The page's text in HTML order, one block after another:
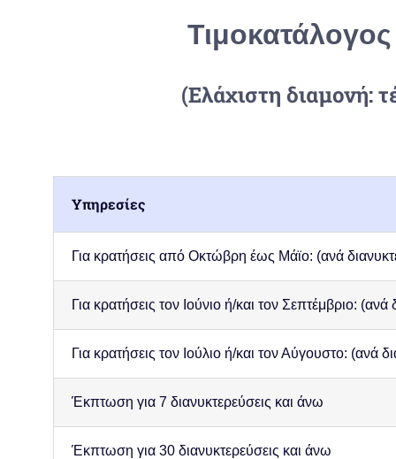
(Ελάχιστη διαμονή:
Υπηρεσίες
Για κρατήσεις από Οκτώβρη έως Μάϊο: (ανά
Για κρατήσεις τον Ιούνιο ή/και τον Σεπτέμβριο: (ανά
Για κρατήσεις τον Ιούλιο ή/και τον Αύγουστο: (ανά
Έκπτωση για 7 διανυκτερεύσεις και άνω
Έκπτωση για 30 διανυκτερεύσεις και άνω